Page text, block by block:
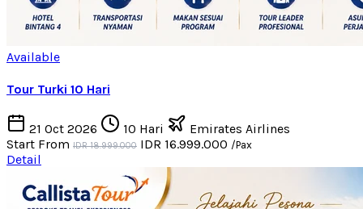
Available
Tour Turki 10 Hari
21 Oct 2026 10 Hari
Emirates Airlines
Start From IDR 18.999.000 IDR 16.999.000 /Pax
Detail